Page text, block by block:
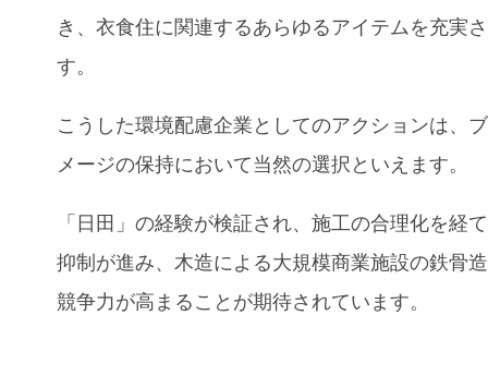
き、衣食住に関連するあらゆるアイテムを充実
す。
こうした環境配慮企業としてのアクションは、
メージの保持において当然の選択といえます。
「日田」の経験が検証され、施工の合理化を経
抑制が進み、木造による大規模商業施設の鉄骨
競争力が高まることが期待されています。